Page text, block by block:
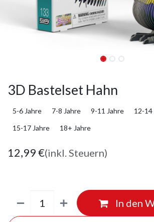
3D Bastelset Hahn
5-6 Jahre 7-8 Jahre 9-11 Jahre
12-14
15-17 Jahre
18+ Jahre
12,99€(inkl. Steuern)
In den